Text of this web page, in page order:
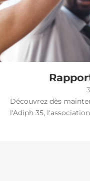
Découvrez dès
l'Adiph 35,